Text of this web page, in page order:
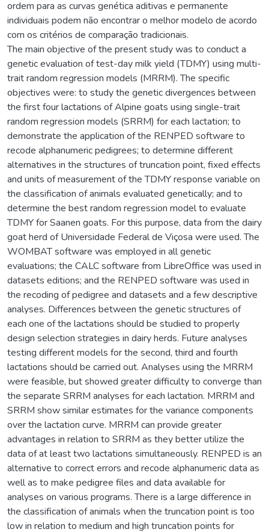
ordem para as curvas genética aditivas e permanente
individuais podem não encontrar o melhor modelo de acordo
com os critérios de comparação tradicionais.
The main objective of the present study was to conduct a
genetic evaluation of test-day milk yield (TDMY) using multi-
trait random regression models (MRRM). The specific
objectives were: to study the genetic divergences between
the first four lactations of Alpine goats using single-trait
random regression models (SRRM) for each lactation; to
demonstrate the application of the RENPED software to
recode alphanumeric pedigrees; to determine different
alternatives in the structures of truncation point, fixed effects
and units of measurement of the TDMY response variable on
the classification of animals evaluated genetically; and to
determine the best random regression model to evaluate
TDMY for Saanen goats. For this purpose, data from the dairy
goat herd of Universidade Federal de Viçosa were used. The
WOMBAT software was employed in all genetic
evaluations; the CALC software from LibreOffice was used in
datasets editions; and the RENPED software was used in
the recoding of pedigree and datasets and a few descriptive
analyses. Differences between the genetic structures of
each one of the lactations should be studied to properly
design selection strategies in dairy herds. Future analyses
testing different models for the second, third and fourth
lactations should be carried out. Analyses using the MRRM
were feasible, but showed greater difficulty to converge than
the separate SRRM analyses for each lactation. MRRM and
SRRM show similar estimates for the variance components
over the lactation curve. MRRM can provide greater
advantages in relation to SRRM as they better utilize the
data of at least two lactations simultaneously. RENPED is an
alternative to correct errors and recode alphanumeric data as
well as to make pedigree files and data available for
analyses on various programs. There is a large difference in
the classification of animals when the truncation point is too
low in relation to medium and high truncation points for